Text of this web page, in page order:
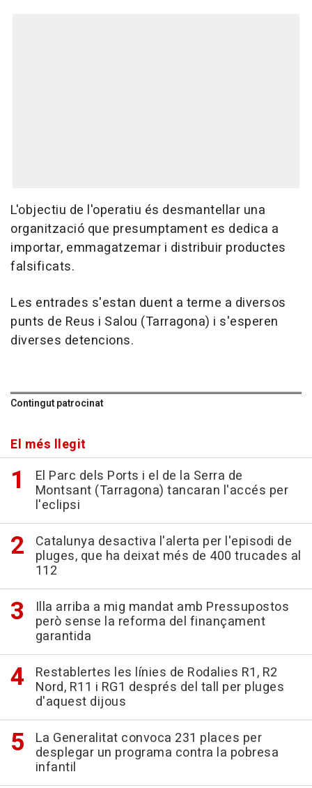
L'objectiu de l'operatiu és desmantellar una
organització que presumptament es dedica a
importar, emmagatzemar i distribuir productes
falsificats.
Les entrades s'estan duent a terme a diversos
punts de Reus i Salou (Tarragona) i s'esperen
diverses detencions.
Contingut patrocinat
El més llegit
El Parc dels Ports i el de la Serra de
Montsant (Tarragona) tancaran l'accés per
l'eclipsi
Catalunya desactiva l'alerta per l'episodi de
pluges, que ha deixat més de 400 trucades al
112
Illa arriba a mig mandat amb Pressupostos
però sense la reforma del finançament
garantida
Restablertes les línies de Rodalies R1, R2
Nord, R11 i RG1 després del tall per pluges
d'aquest dijous
La Generalitat convoca 231 places per
desplegar un programa contra la pobresa
infantil